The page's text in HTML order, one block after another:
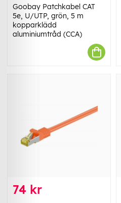
Goobay Patchkabel CAT
5e, U/UTP, grön, 5 m
kopparklädd
aluminiumtråd (CCA)
74 kr